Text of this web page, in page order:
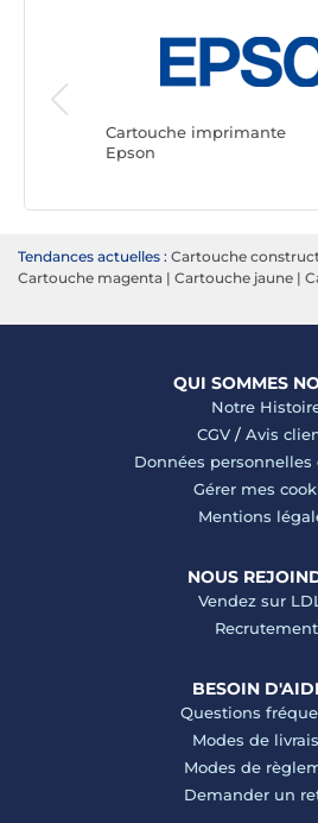
Cartouche imprimante
Epson
Tendances actuelles : Cartouche
Cartouche magenta | Cartouche jaune |
QUI SOMMES
Notre
CGV/ Avis
Données personnelles
Gérer mes
Mentions
NOUS
Vendez sur
Recrutement
BESOIN
Questions
Modes de
Modes de
Demander un